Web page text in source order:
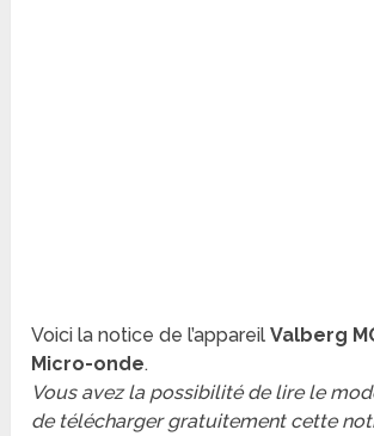
Voici la notice de l’appareilValberg
Micro-onde.
Vous avez la possibilité de lire le
de télécharger gratuitement cette